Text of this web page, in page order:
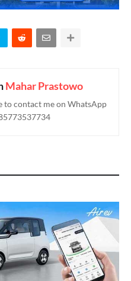
Mahar Prastowo
to contact me on WhatsApp